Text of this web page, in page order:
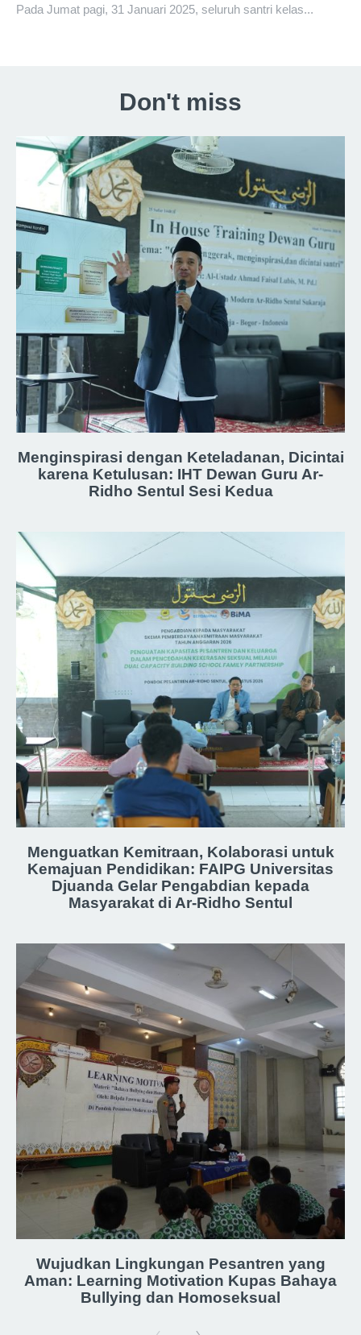
Pada Jumat pagi, 31 Januari 2025, seluruh santri kelas...
Don't miss
Menginspirasi dengan Keteladanan, Dicintai
karena Ketulusan: IHT Dewan Guru Ar-
Ridho Sentul Sesi Kedua
Menguatkan Kemitraan, Kolaborasi untuk
Kemajuan Pendidikan: FAIPG Universitas
Djuanda Gelar Pengabdian kepada
Masyarakat di Ar-Ridho Sentul
Wujudkan Lingkungan Pesantren yang
Aman: Learning Motivation Kupas Bahaya
Bullying dan Homoseksual